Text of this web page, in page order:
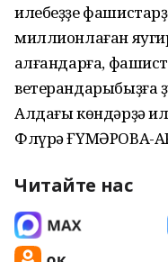
илебеҙҙе
миллионлаған
һалғандарға,
ветерандарыбыҙға
Алдағы көндәрҙә
Флүрә ҒҮМӘРОВА-
Читайте нас